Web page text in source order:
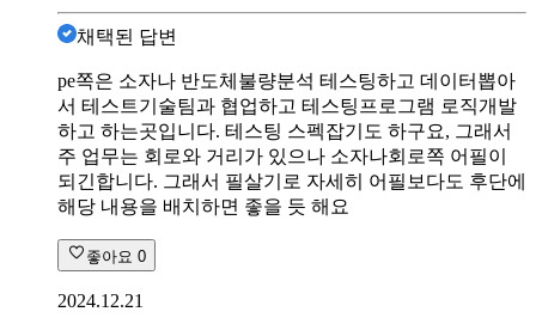
채택된 답변
pe쪽은 소자나 반도체불량분석 테스팅하고 데이터뽑아
서 테스트기술팀과 협업하고 테스팅프로그램 로직개발
하고 하는곳입니다. 테스팅 스펙잡기도 하구요, 그래서
주 업무는 회로와 거리가 있으나 소자나회로쪽 어필이
되긴합니다. 그래서 필살기로 자세히 어필보다도 후단에
해당 내용을 배치하면 좋을 듯 해요
좋아요 0
2024.12.21